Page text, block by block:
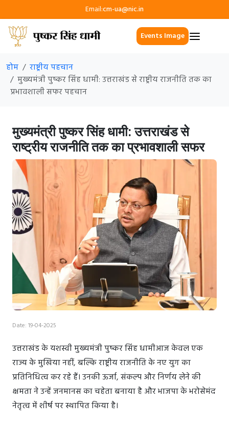
Email:cm-ua@nic.in
Events Image
होम
राष्ट्रीय पहचान
मुख्यमंत्री पुष्कर सिंह धामी: उत्तराखंड से राष्ट्रीय राजनीति तक का
प्रभावशाली सफर पहचान
मुख्यमंत्री पुष्कर सिंह धामी: उत्तराखंड से
राष्ट्रीय राजनीति तक का प्रभावशाली सफर
Date: 19-04-2025
उत्तराखंड के यशस्वी मुख्यमंत्री पुष्कर सिंह धामीआज केवल एक
राज्य के मुखिया नहीं, बल्कि राष्ट्रीय राजनीति के नए युग का
प्रतिनिधित्व कर रहे हैं। उनकी ऊर्जा, संकल्प और निर्णय लेने की
क्षमता ने उन्हें जनमानस का चहेता बनाया है और भाजपा के भरोसेमंद
नेतृत्व में शीर्ष पर स्थापित किया है।